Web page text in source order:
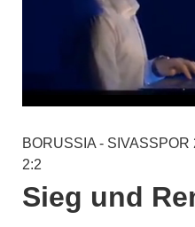
BORUSSIA -
2:2
Sieg und